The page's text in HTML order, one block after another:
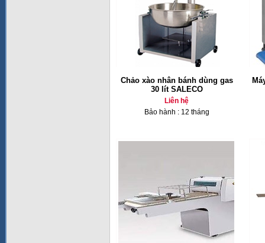
Chảo xào nhân bánh dùng gas
30 lít SALECO
Liên hệ
Bảo hành : 12 tháng